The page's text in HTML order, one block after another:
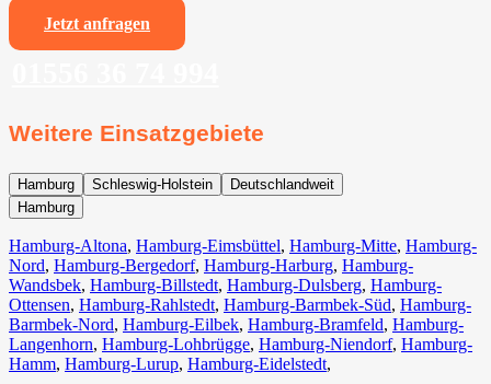
Jetzt anfragen
Weitere Einsatzgebiete
Hamburg Schleswig-Holstein
Deutschlandweit
Hamburg
Hamburg-Altona, Hamburg-Eimsbüttel, Hamburg-Mitte, Hamburg-
Nord, Hamburg-Bergedorf, Hamburg-Harburg, Hamburg-
Wandsbek, Hamburg-Billstedt, Hamburg-Dulsberg, Hamburg-
Ottensen, Hamburg-Rahlstedt, Hamburg-Barmbek-Süd, Hamburg-
Barmbek-Nord, Hamburg-Eilbek, Hamburg-Bramfeld, Hamburg-
Langenhorn, Hamburg-Lohbrügge, Hamburg-Niendorf, Hamburg-
Hamm, Hamburg-Lurup, Hamburg-Eidelstedt,